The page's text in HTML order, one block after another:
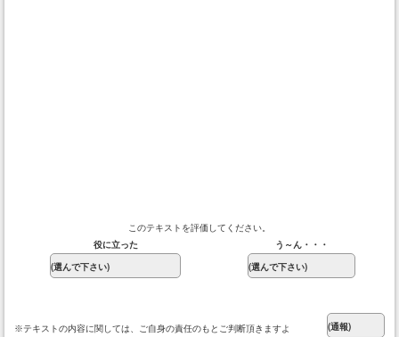
このテキストを評価してください。
役に立った
う～ん・・・
※テキストの内容に関しては、ご自身の責任のもとご判断頂きますよ